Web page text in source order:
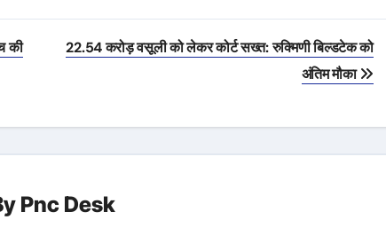
की
22.54 करोड़ वसूली को लेकर कोर्ट सख्त: रुक्मिणी बिल्डटेक को
अंतिम मौका
Pnc Desk